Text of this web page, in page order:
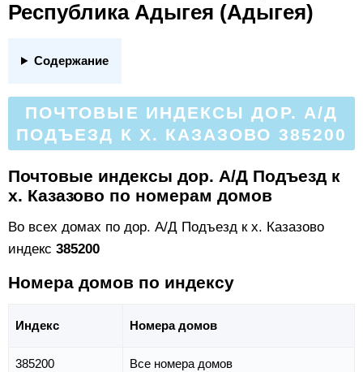
Республика Адыгея (Адыгея)
Содержание
ПОЧТОВЫЕ ИНДЕКСЫ ДОР. А/Д
ПОДЪЕЗД К Х. КАЗАЗОВО 385200
Почтовые индексы дор. А/Д Подъезд к
х. Казазово по номерам домов
Во всех домах по дор. А/Д Подъезд к х. Казазово
индекс 385200
Номера домов по индексу
Индекс Номера домов
385200 Все номера домов